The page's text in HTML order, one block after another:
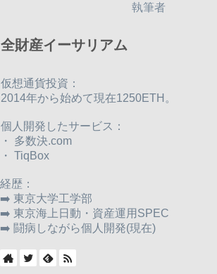
執筆者
全財産イーサリアム
仮想通貨投資：
2014年から始めて現在1250ETH。
個人開発したサービス：
・ 多数決.com
・ TiqBox
経歴：
➡️ 東京大学工学部
➡️ 東京海上日動・資産運用SPEC
➡️ 闘病しながら個人開発(現在)